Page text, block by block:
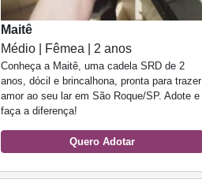
Maitê
Médio | Fêmea | 2 anos
Conheça a Maitê, uma cadela SRD de 2
anos, dócil e brincalhona, pronta para trazer
amor ao seu lar em São Roque/SP. Adote e
faça a diferença!
Quero Adotar